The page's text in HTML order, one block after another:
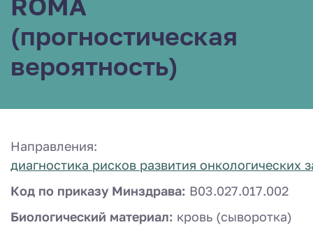
(прогностическая
вероятность)
Направления:
диагностика рисков развития онкологических
Код по приказу Минздрава: B03.027.017.002
Биологический материал: кровь (сыворотка)